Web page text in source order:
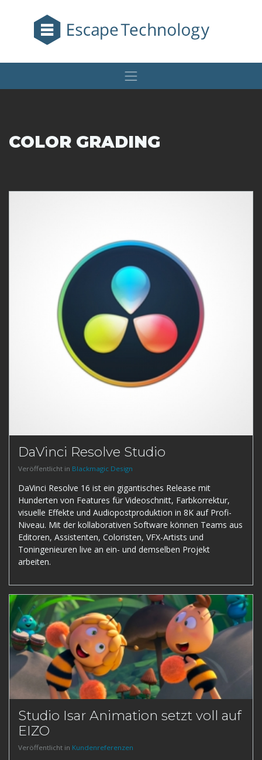
COLOR GRADING
DaVinci Resolve Studio
Veröffentlicht in Blackmagic Design
DaVinci Resolve 16 ist ein gigantisches Release mit
Hunderten von Features für Videoschnitt, Farbkorrektur,
visuelle Effekte und Audiopostproduktion in 8K auf Profi-
Niveau. Mit der kollaborativen Software können Teams aus
Editoren, Assistenten, Coloristen, VFX-Artists und
Toningenieuren live an ein- und demselben Projekt
arbeiten.
Studio Isar Animation setzt voll auf
EIZO
Veröffentlicht in Kundenreferenzen